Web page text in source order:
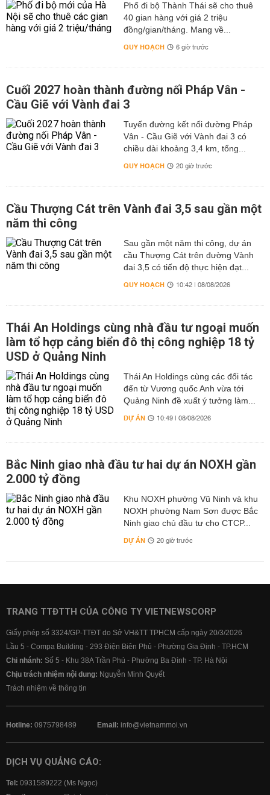
Phố đi bộ Thành Thái sẽ cho thuê
40 gian hàng với giá 2 triệu
đồng/gian/tháng. Mang về...
QUY HOẠCH 6 giờ trước
Cuối 2027 hoàn thành đường nối Pháp Vân -
Cầu Giẽ với Vành đai 3
Tuyến đường kết nối đường Pháp
Vân - Cầu Giẽ với Vành đai 3 có
chiều dài khoảng 3,4 km, tổng...
QUY HOẠCH 20 giờ trước
Cầu Thượng Cát trên Vành đai 3,5 sau gần một
năm thi công
Sau gần một năm thi công, dự án
cầu Thượng Cát trên đường Vành
đai 3,5 có tiến độ thực hiện đạt...
QUY HOẠCH 10:42 | 08/08/2026
Thái An Holdings cùng nhà đầu tư ngoại muốn
làm tổ hợp cảng biển đô thị công nghiệp 18 tỷ
USD ở Quảng Ninh
Thái An Holdings cùng các đối tác
đến từ Vương quốc Anh vừa tới
Quảng Ninh đề xuất ý tưởng làm...
DỰ ÁN 10:49 | 08/08/2026
Bắc Ninh giao nhà đầu tư hai dự án NOXH gần
2.000 tỷ đồng
Khu NOXH phường Vũ Ninh và khu
NOXH phường Nam Sơn được Bắc
Ninh giao chủ đầu tư cho CTCP...
DỰ ÁN 20 giờ trước
TRANG TTĐTTH CỦA CÔNG TY VIETNEWSCORP
Giấy phép số 3324/GP-TTĐT do Sở VH&TT TPHCM cấp ngày 20/3/2026
Lầu 5 - Compa Building - 293 Điện Biên Phủ - Phường Gia Định - TP.HCM
Chi nhánh: Số 5 - Khu 38A Trần Phú - Phường Ba Đình - TP. Hà Nội
Chịu trách nhiệm nội dung: Nguyễn Minh Quyết
Trách nhiệm về thông tin
Hotline: 0975798489 Email: info@vietnammoi.vn
DỊCH VỤ QUẢNG CÁO:
Tel: 0931589222 (Ms Ngọc)